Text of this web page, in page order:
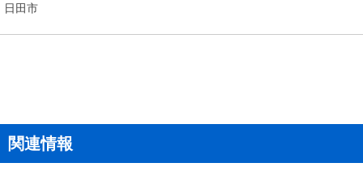
日田市
関連情報